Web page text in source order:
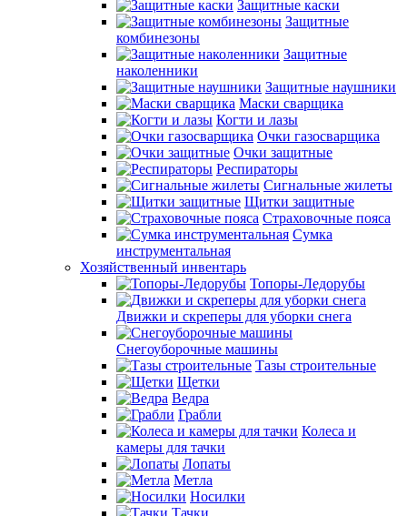
Защитные каски
Защитные
комбинезоны
Защитные
наколенники
Защитные наушники
Маски сварщика
Когти и лазы
Очки газосварщика
Очки защитные
Респираторы
Сигнальные жилеты
Щитки защитные
Страховочные пояса
Сумка
инструментальная
Хозяйственный инвентарь
Топоры-Ледорубы
Движки и скреперы для уборки снега
Снегоуборочные машины
Тазы строительные
Щетки
Ведра
Грабли
Колеса и
камеры для тачки
Лопаты
Метла
Носилки
Тачки